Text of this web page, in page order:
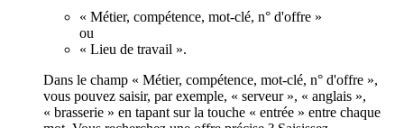
« Métier, compétence, mot-clé, n° d'offre »
ou
« Lieu de travail ».
Dans le champ « Métier, compétence, mot-clé, n° d'offre »,
vous pouvez saisir, par exemple, « serveur », « anglais »,
« brasserie » en tapant sur la touche « entrée » entre chaque